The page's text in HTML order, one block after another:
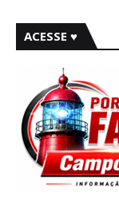
ACESSE ♥